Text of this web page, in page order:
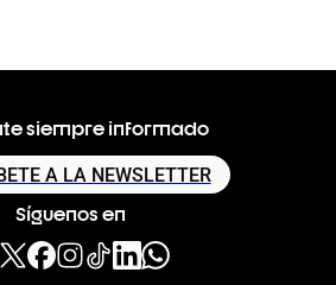
siempre informado
A LA NEWSLETTER
Síguenos en